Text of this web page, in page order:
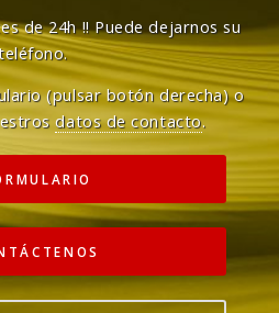
de 24h !!Puede dejarnos su
(pulsar botón derecha) o
datos de contacto.